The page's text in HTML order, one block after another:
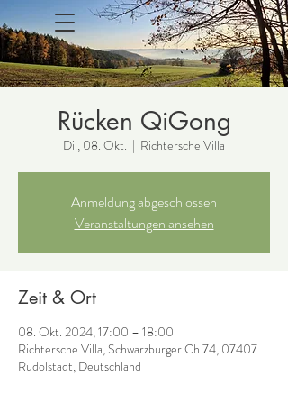
Rücken QiGong
Di., 08. Okt.
  |
Richtersche Villa
Anmeldung abgeschlossen
Veranstaltungen ansehen
Zeit & Ort
08. Okt. 2024, 17:00 – 18:00
Richtersche Villa, Schwarzburger Ch 74, 07407
Rudolstadt, Deutschland